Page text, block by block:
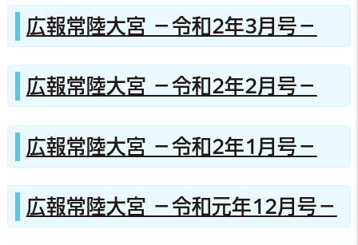
広報常陸大宮 －令和2年3月号－
広報常陸大宮 －令和2年2月号－
広報常陸大宮 －令和2年1月号－
広報常陸大宮 －令和元年12月号－